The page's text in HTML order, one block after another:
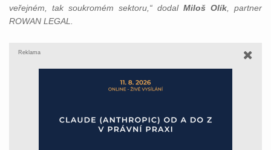
veřejném, tak soukromém sektoru,“ dodal Miloš Olík , partner
ROWAN LEGAL.
Reklama